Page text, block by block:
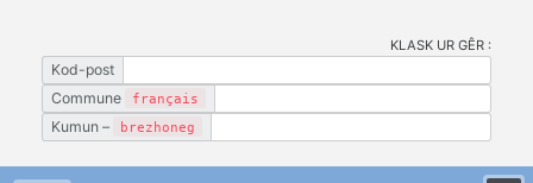
KLASK UR GÊR :
Kod-post
Commune
français
Kumun – brezhoneg